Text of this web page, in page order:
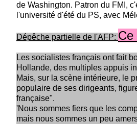
de Washington. Patron du FMI,
l'université d'été du PS, avec
Dépêche partielle de l'AFP: Ce
Les socialistes français ont fait
Hollande, des multiples appuis
Mais, sur la scène intérieure, le
populaire de ses dirigeants,
française".
'Nous sommes fiers que les
mais nous sommes un peu